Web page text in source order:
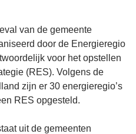
van de gemeente
door de Energieregio
voor het opstellen
(RES). Volgens de
zijn er 30 energieregio’s
RES opgesteld.
uit de gemeenten